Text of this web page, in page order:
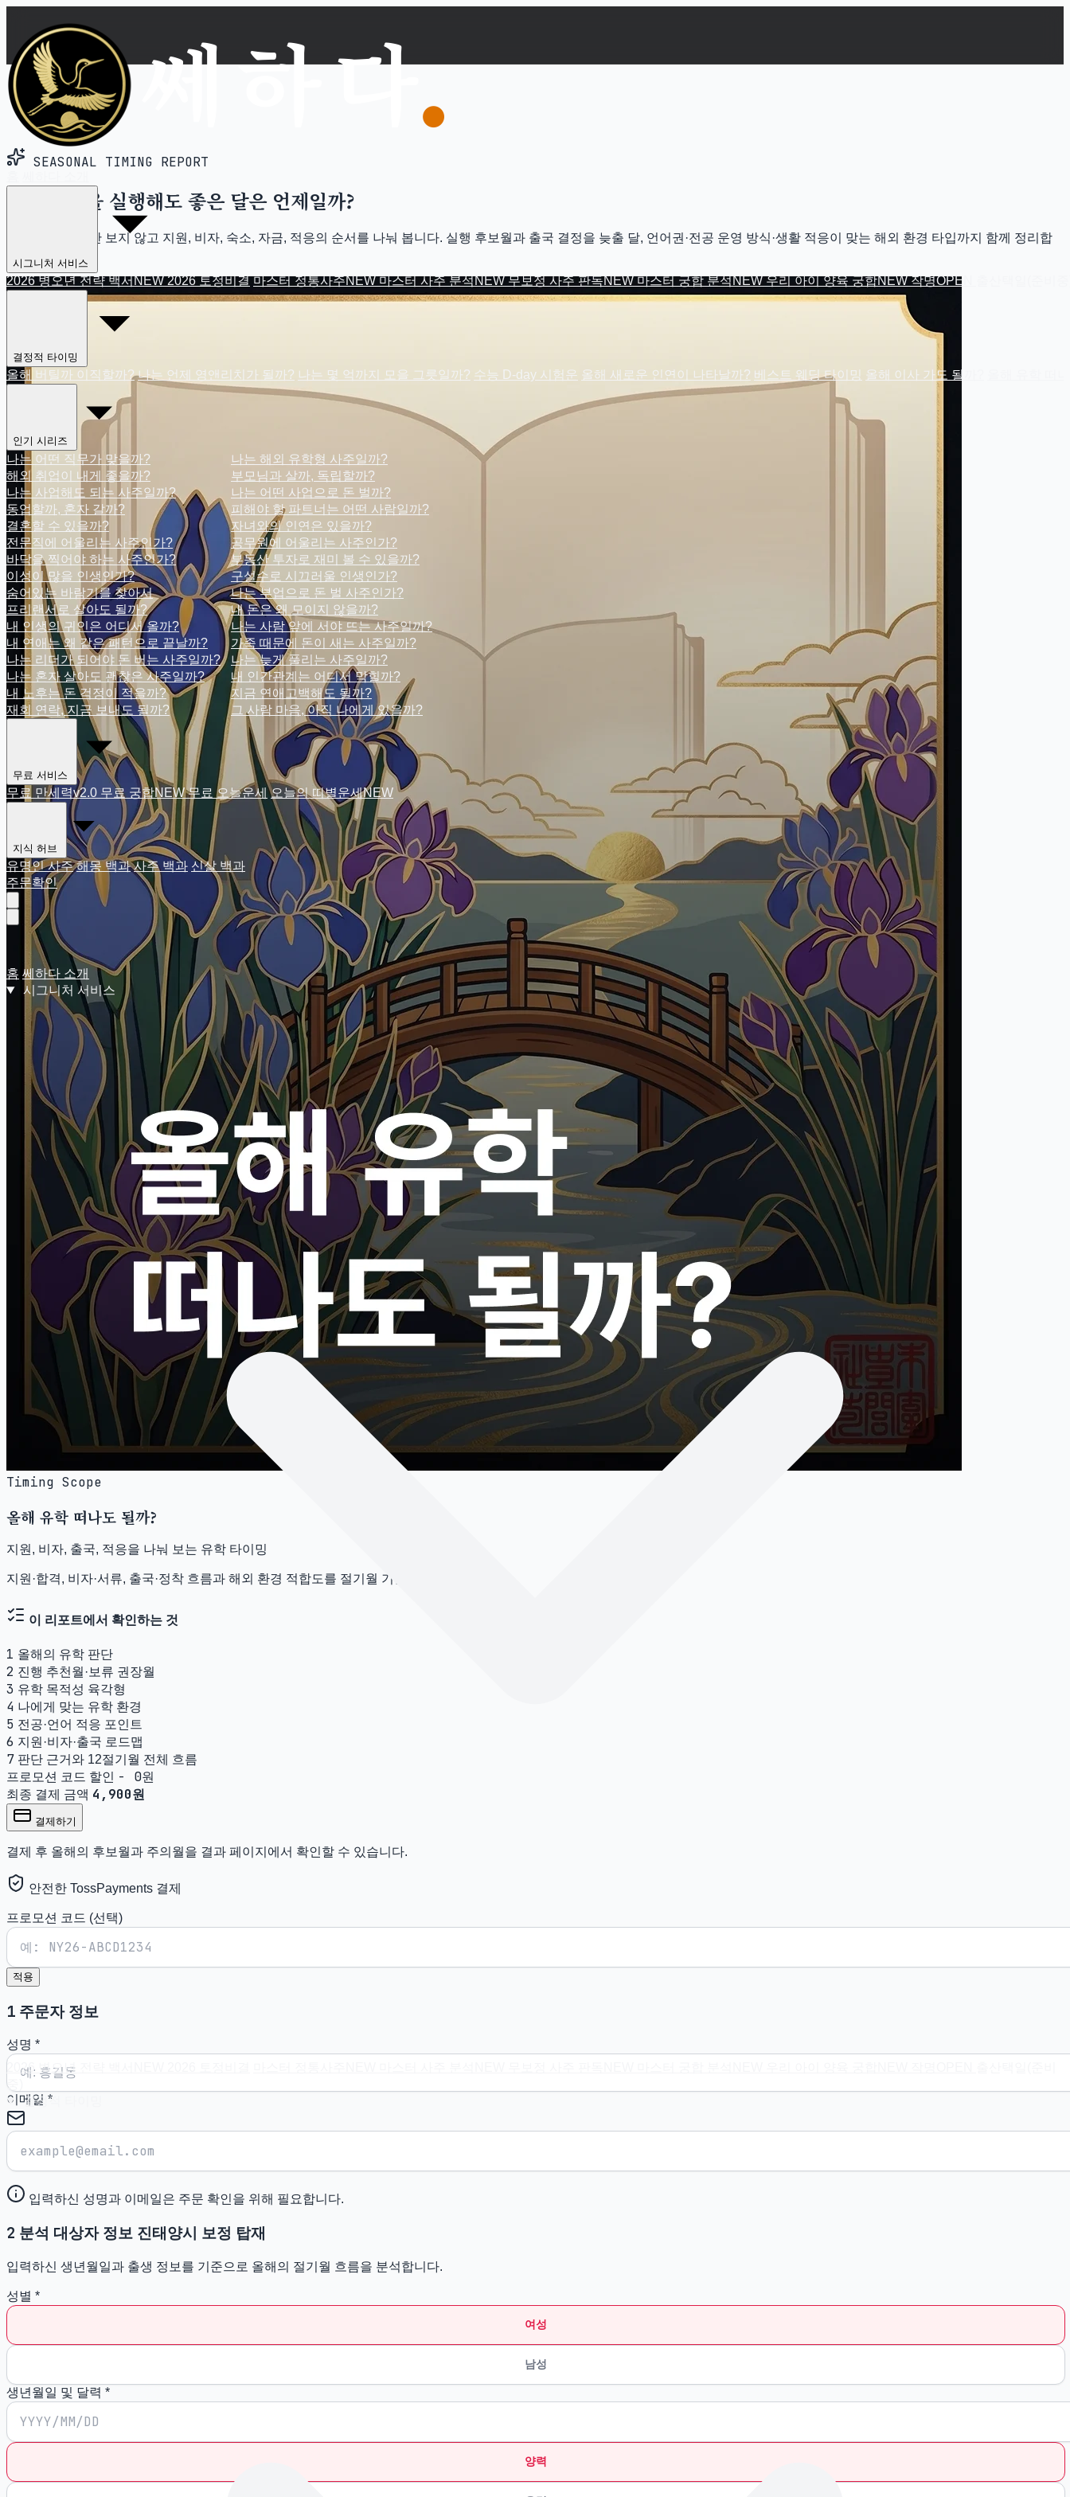
올해 유학 떠나도 될까? 유학 타이밍 리포트 결제 - 쎄하다
시그니처 서비스
2026 병오년 전략 백서NEW 2026 토정비결 마스터 정통사주NEW 마스터 사주 분석NEW 무보정 사주 판독NEW 마스터 궁합 분석NEW 우리 아이 양육 궁합NEW 작명OPEN
결정적 타이밍
올해 버틸까 이직할까? 나는 언제 영앤리치가 될까? 나는 몇 억까지 모을 그릇일까? 수능 D-day 시험운 올해 새로운 인연이 나타날까? 베스트 웨딩 타이밍 올해 이사 가도 될까?
인기 시리즈
나는 어떤 직무가 맞을까?
나는 해외 유학형 사주일까?
해외 취업이 내게 좋을까?
부모님과 살까, 독립할까?
나는 사업해도 되는 사주일까?
나는 어떤 사업으로 돈 벌까?
동업할까, 혼자 갈까?
피해야 할 파트너는 어떤 사람일까?
결혼할 수 있을까?
자녀와의 인연은 있을까?
전문직에 어울리는 사주인가?
공무원에 어울리는 사주인가?
바닥을 찍어야 하는 사주인가?
부동산 투자로 재미 볼 수 있을까?
이성이 많을 인생인가?
구설수로 시끄러울 인생인가?
숨어있는 바람기를 찾아서
나는 부업으로 돈 벌 사주인가?
프리랜서로 살아도 될까?
내 돈은 왜 모이지 않을까?
내 인생의 귀인은 어디서 올까?
나는 사람 앞에 서야 뜨는 사주일까?
내 연애는 왜 같은 패턴으로 끝날까?
가족 때문에 돈이 새는 사주일까?
나는 리더가 되어야 돈 버는 사주일까?
나는 늦게 풀리는 사주일까?
나는 혼자 살아도 괜찮은 사주일까?
내 인간관계는 어디서 막힐까?
내 노후는 돈 걱정이 적을까?
지금 연애고백해도 될까?
재회 연락, 지금 보내도 될까?
그 사람 마음, 아직 나에게 있을까?
무료 서비스
무료 만세력v2.0 무료 궁합NEW 무료 오늘운세 오늘의 띠별운세NEW
지식 허브
유명인 사주 해몽 백과 사주 백과 신살 백과
주문확인
홈 쎄하다 소개
시그니처 서비스
2026 병오년 전략 백서
중)
결정적 타이밍
SEASONAL TIMING REPORT
올해 유학을 실행해도 좋은 달은 언제일까?
떠나는 달 하나만 보지 않고 지원, 비자, 숙소, 자금, 적응의 순서를 나눠 봅니다. 실행 후보월과 출국 결정을 늦출 달, 언어권·전공 운영 방식·생활 적응이 맞는 해외 환경 타입까지 함께 정리합
Timing Scope
올해 유학 떠나도 될까?
지원, 비자, 출국, 적응을 나눠 보는 유학 타이밍
지원·합격, 비자·서류, 출국·정착 흐름과 해외 환경 적합도를 절기월 기준으로 확인합니다
이 리포트에서 확인하는 것
1 올해의 유학 판단
2 진행 추천월·보류 권장월
3 유학 목적성 육각형
4 나에게 맞는 유학 환경
5 전공·언어 적응 포인트
6 지원·비자·출국 로드맵
7 판단 근거와 12절기월 전체 흐름
프로모션 코드 할인 - 0원
최종 결제 금액 4,900원
결제하기
결제 후 올해의 후보월과 주의월을 결과 페이지에서 확인할 수 있습니다.
안전한 TossPayments 결제
프로모션 코드 (선택)
적용
1 주문자 정보
성명 *
이메일 *
입력하신 성명과 이메일은 주문 확인을 위해 필요합니다.
2 분석 대상자 정보 진태양시 보정 탑재
입력하신 생년월일과 출생 정보를 기준으로 올해의 절기월 흐름을 분석합니다.
성별 *
여성
남성
생년월일 및 달력 *
양력